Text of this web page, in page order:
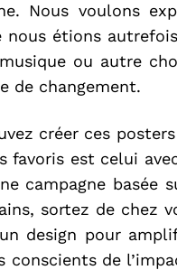
Nous voulons
nous étions
ou autre
de changement.
créer ces
favoris est celui
campagne basée
sortez de chez
design pour
conscients de